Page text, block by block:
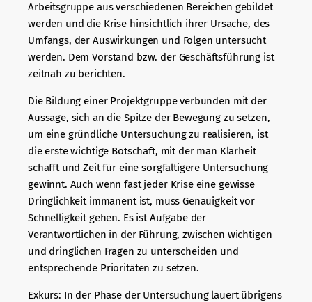
Arbeitsgruppe aus verschiedenen Bereichen gebildet
werden und die Krise hinsichtlich ihrer Ursache, des
Umfangs, der Auswirkungen und Folgen untersucht
werden. Dem Vorstand bzw. der Geschäftsführung ist
zeitnah zu berichten.
Die Bildung einer Projektgruppe verbunden mit der
Aussage, sich an die Spitze der Bewegung zu setzen,
um eine gründliche Untersuchung zu realisieren, ist
die erste wichtige Botschaft, mit der man Klarheit
schafft und Zeit für eine sorgfältigere Untersuchung
gewinnt. Auch wenn fast jeder Krise eine gewisse
Dringlichkeit immanent ist, muss Genauigkeit vor
Schnelligkeit gehen. Es ist Aufgabe der
Verantwortlichen in der Führung, zwischen wichtigen
und dringlichen Fragen zu unterscheiden und
entsprechende Prioritäten zu setzen.
Exkurs: In der Phase der Untersuchung lauert übrigens